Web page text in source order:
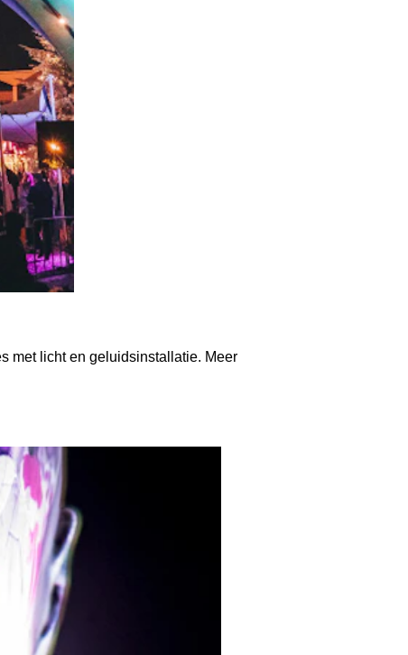
met licht en geluidsinstallatie. Meer